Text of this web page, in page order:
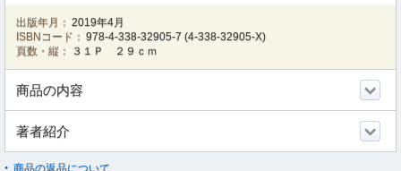
出版年月： 2019年4月
ISBNコード： 978-4-338-32905-7 (4-338-32905-X)
頁数・縦：
３１Ｐ ２９ｃｍ
商品の内容
著者紹介
商品の返品について